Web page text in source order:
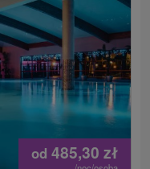
od 485,30zł